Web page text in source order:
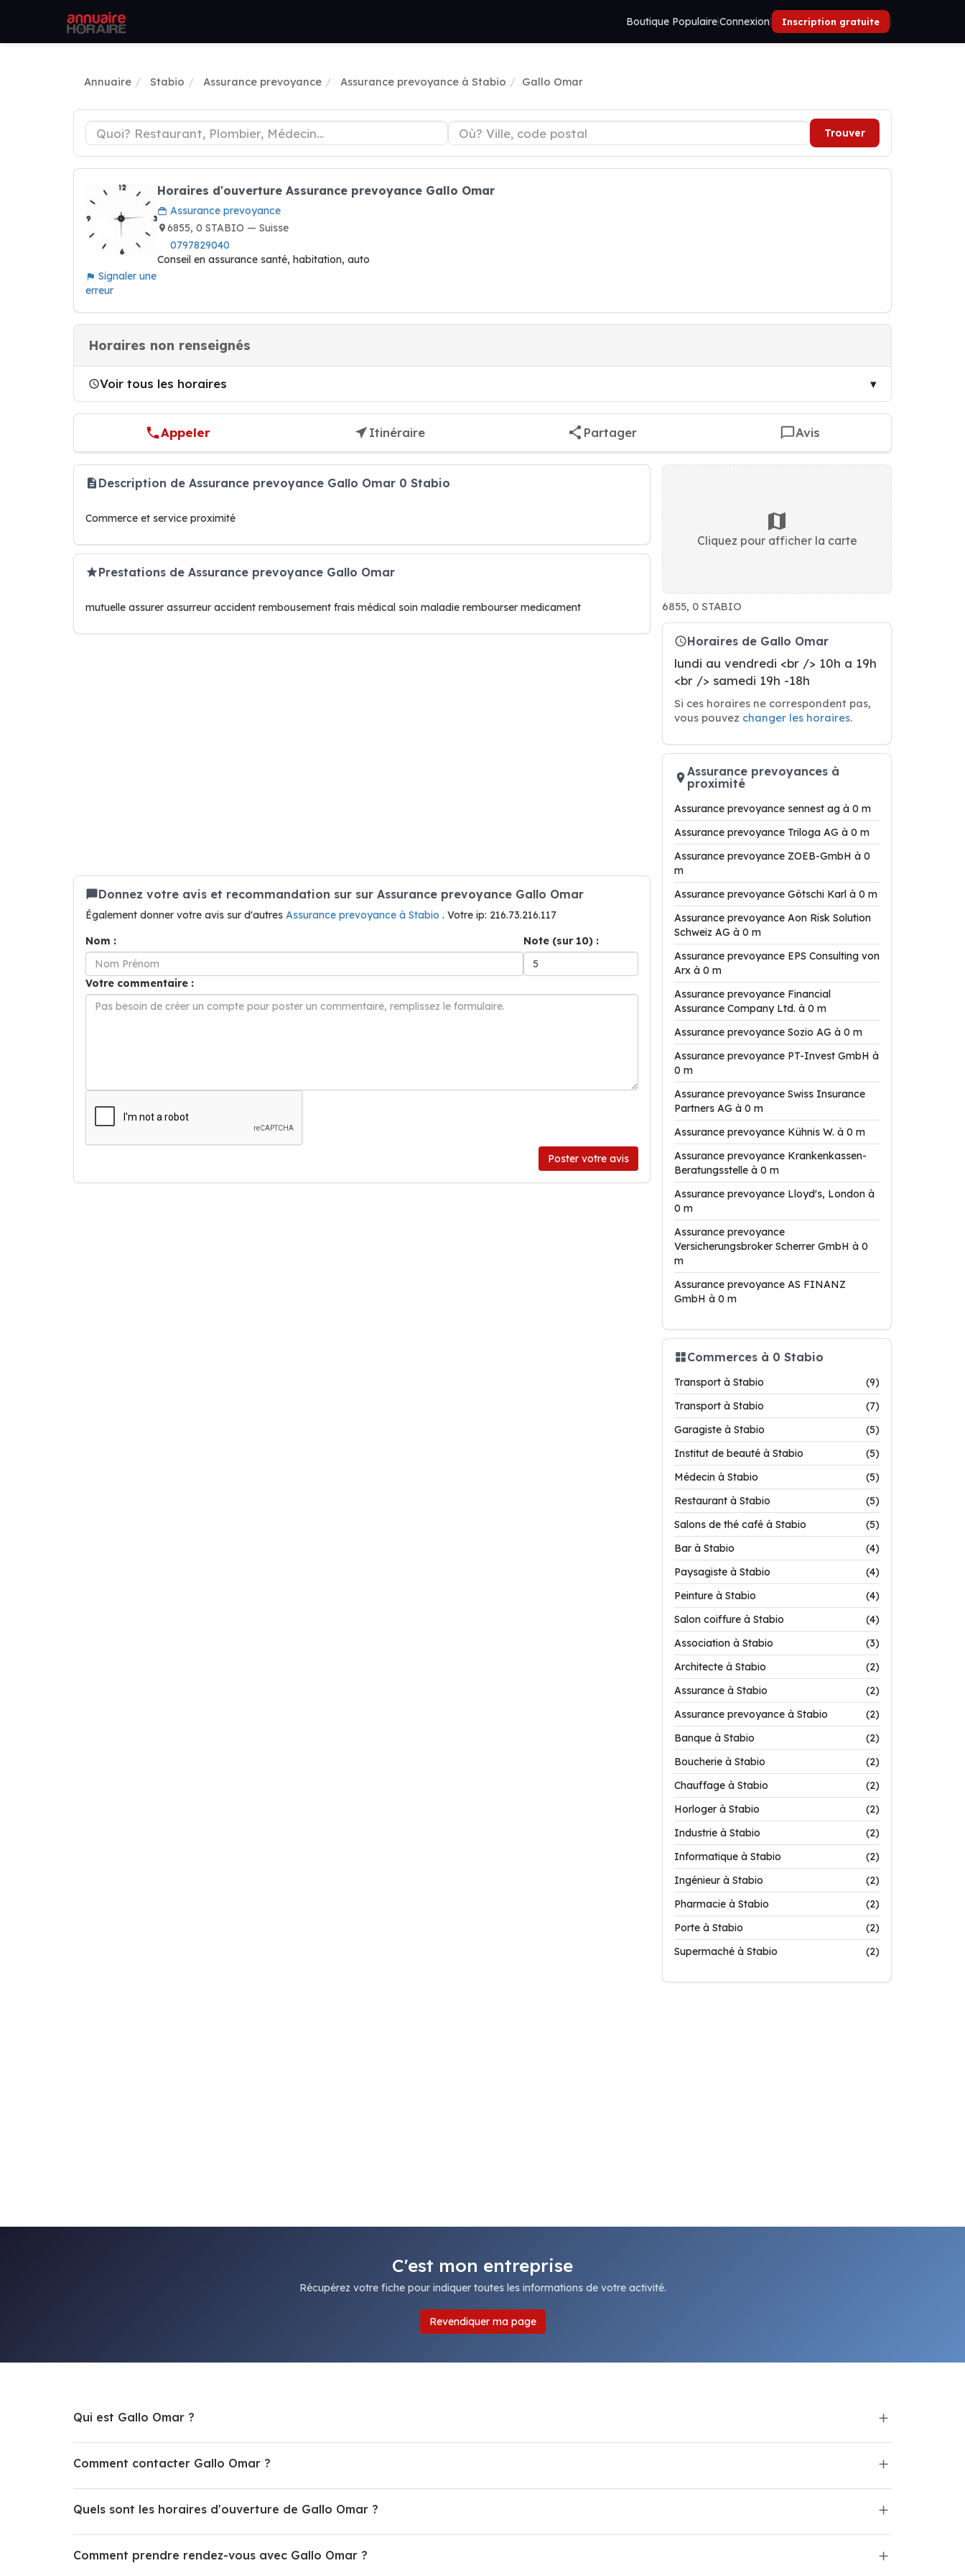
Boutique Populaire|Connexion| Inscription gratuite |
Annuaire Stabio Assurance prevoyance Assurance prevoyance à Stabio Gallo Omar
Trouver
Signaler une
erreur
Horaires d'ouverture Assurance prevoyance Gallo Omar
Assurance prevoyance
6855, 0 STABIO — Suisse
0797829040
Conseil en assurance santé, habitation, auto
Horaires non renseignés
Voir tous les horaires
Appeler Itinéraire Partager Avis
Description de Assurance prevoyance Gallo Omar 0 Stabio
Commerce et service proximité
Prestations de Assurance prevoyance Gallo Omar
mutuelle assurer assurreur accident rembousement frais médical soin maladie rembourser medicament
Donnez votre avis et recommandation sur sur Assurance prevoyance Gallo Omar
Également donner votre avis sur d'autres Assurance prevoyance à Stabio . Votre ip: 216.73.216.117
Nom :
Note (sur 10) :
Votre commentaire :
Poster votre avis
Cliquez pour afficher la carte
6855, 0 STABIO
Horaires de Gallo Omar
lundi au vendredi <br /> 10h a 19h
<br /> samedi 19h -18h
Si ces horaires ne correspondent pas,
vous pouvez changer les horaires.
Assurance prevoyances à
proximité
Assurance prevoyance sennest ag à 0 m
Assurance prevoyance Triloga AG à 0 m
Assurance prevoyance ZOEB-GmbH à 0
m
Assurance prevoyance Götschi Karl à 0 m
Assurance prevoyance Aon Risk Solution
Schweiz AG à 0 m
Assurance prevoyance EPS Consulting von
Arx à 0 m
Assurance prevoyance Financial
Assurance Company Ltd. à 0 m
Assurance prevoyance Sozio AG à 0 m
Assurance prevoyance PT-Invest GmbH à
0 m
Assurance prevoyance Swiss Insurance
Partners AG à 0 m
Assurance prevoyance Kühnis W. à 0 m
Assurance prevoyance Krankenkassen-
Beratungsstelle à 0 m
Assurance prevoyance Lloyd's, London à
0 m
Assurance prevoyance
Versicherungsbroker Scherrer GmbH à 0
m
Assurance prevoyance AS FINANZ
GmbH à 0 m
Commerces à 0 Stabio
Transport à Stabio
(9)
Transport à Stabio
(7)
Garagiste à Stabio
(5)
Institut de beauté à Stabio
(5)
Médecin à Stabio
(5)
Restaurant à Stabio
(5)
Salons de thé café à Stabio
(5)
Bar à Stabio
(4)
Paysagiste à Stabio
(4)
Peinture à Stabio
(4)
Salon coiffure à Stabio
(4)
Association à Stabio
(3)
Architecte à Stabio
(2)
Assurance à Stabio
(2)
Assurance prevoyance à Stabio
(2)
Banque à Stabio
(2)
Boucherie à Stabio
(2)
Chauffage à Stabio
(2)
Horloger à Stabio
(2)
Industrie à Stabio
(2)
Informatique à Stabio
(2)
Ingénieur à Stabio
(2)
Pharmacie à Stabio
(2)
Porte à Stabio
(2)
Supermaché à Stabio
(2)
C'est mon entreprise
Récupérez votre fiche pour indiquer toutes les informations de votre activité.
Revendiquer ma page
Qui est Gallo Omar ?
Comment contacter Gallo Omar ?
Quels sont les horaires d'ouverture de Gallo Omar ?
Comment prendre rendez-vous avec Gallo Omar ?